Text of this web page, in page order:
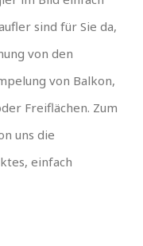
sind für Sie da,
von den
von Balkon,
Freiflächen. Zum
uns die
einfach